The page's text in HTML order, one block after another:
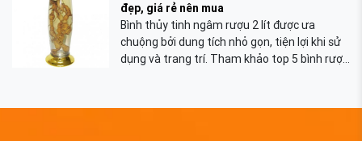
đẹp, giá rẻ nên mua
Bình thủy tinh ngâm rượu 2 lít được ưa
chuộng bởi dung tích nhỏ gọn, tiện lợi khi sử
dụng và trang trí. Tham khảo top 5 bình rượu